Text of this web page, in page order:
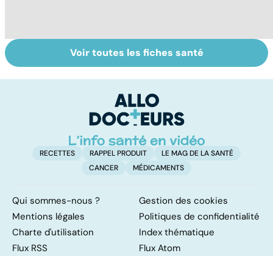
Tout savoir sur
les infections
Inflammation des
amygdales : que
d'angine ?
Voir toutes les fiches santé
RECETTES RAPPEL PRODUIT
LE MAG DE LA SANTÉ
CANCER
MÉDICAMENTS
Qui sommes-nous ?
Gestion des cookies
Mentions légales
Politiques de confidentialité
Charte d'utilisation
Index thématique
Flux RSS
Flux Atom